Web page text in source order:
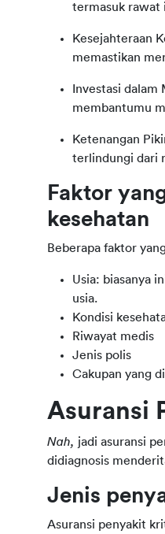
termasuk rawat
Kesejahteraan
memastikan
Investasi
membantumu
Ketenangan
terlindungi dari
Faktor
kesehatan
Beberapa faktor
Usia: biasanya
usia.
Kondisi
Riwayat medis
Jenis polis
Cakupan yang
Asuransi
Nah, jadi asuransi
didiagnosis
Jenis
Asuransi penyakit